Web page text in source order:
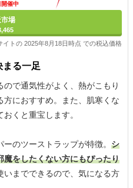
催中
場
トの 2025年8月18日時点 での税込価格
まる一足
で通気性がよく、熱がこもり
におすすめ。また、肌寒くな
くと重宝します。
のツーストラップが特徴。 シ
をしたくない方にもぴったり
いまでできるので、気になる方